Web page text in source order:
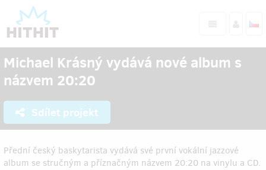
Michael Krásný vydává nové album s
názvem 20:20
Sdílet projekt
Přední český baskytarista vydává své první vokální jazzové
album se stručným a příznačným názvem 20:20 na vinylu a CD.